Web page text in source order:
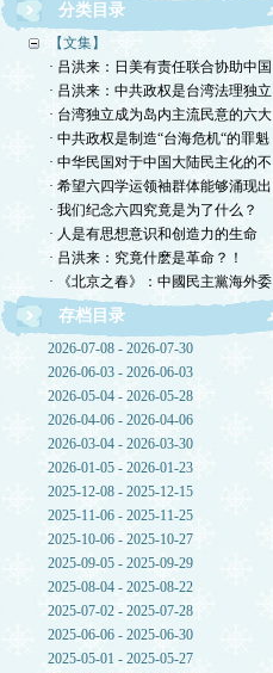
分类目录
【文集】
· 吕洪来：日美有责任联合协助中国
· 吕洪来：中共政权是台湾法理独立
· 台湾独立成为岛内主流民意的六大
· 中共政权是制造“台海危机“的罪魁
· 中华民国对于中国大陆民主化的不
· 希望六四学运领袖群体能够涌现出
· 我们纪念六四究竟是为了什么？
· 人是有思想意识和创造力的生命
· 吕洪来：究竟什麽是革命？！
· 《北京之春》：中國民主黨海外委
存档目录
2026-07-08 - 2026-07-30
2026-06-03 - 2026-06-03
2026-05-04 - 2026-05-28
2026-04-06 - 2026-04-06
2026-03-04 - 2026-03-30
2026-01-05 - 2026-01-23
2025-12-08 - 2025-12-15
2025-11-06 - 2025-11-25
2025-10-06 - 2025-10-27
2025-09-05 - 2025-09-29
2025-08-04 - 2025-08-22
2025-07-02 - 2025-07-28
2025-06-06 - 2025-06-30
2025-05-01 - 2025-05-27